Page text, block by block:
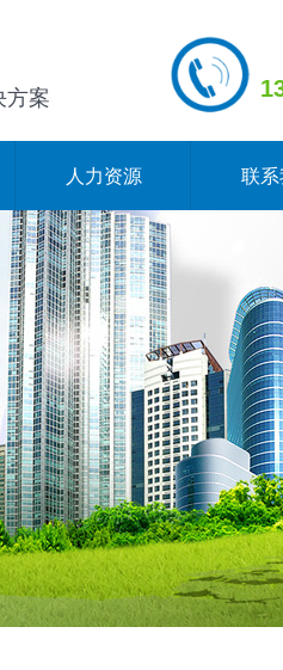
方案
人力资源 联系
Error:未将对象引用设置到对象的实